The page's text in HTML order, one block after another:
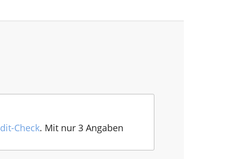
Check. Mit nur 3 Angaben